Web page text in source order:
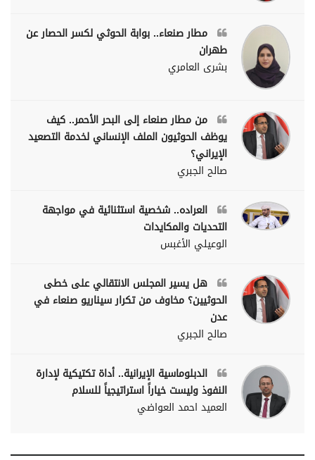
مطار صنعاء.. بوابة الحوثي لكسر الحصار عن
طهران
بشرى العامري
من مطار صنعاء إلى البحر الأحمر.. كيف
يوظف الحوثيون الملف الإنساني لخدمة التصعيد
الإيراني؟
صالح الجبري
العراده.. شخصية استثنائية في مواجهة
التحديات والمكايدات
الوعيلي الأغبس
هل يسير المجلس الانتقالي على خطى
الحوثيين؟ مخاوف من تكرار سيناريو صنعاء في
عدن
صالح الجبري
الدبلوماسية الإيرانية.. أداة تكتيكية لإدارة
النفوذ وليست خياراً استراتيجياً للسلام
العميد احمد العواضي